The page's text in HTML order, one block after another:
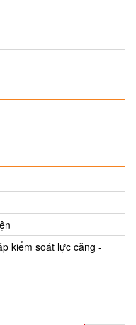
kiểm soát lực căng -